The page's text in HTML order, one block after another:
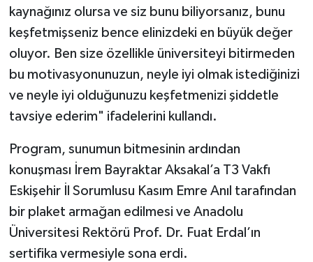
kaynağınız olursa ve siz bunu biliyorsanız, bunu
keşfetmişseniz bence elinizdeki en büyük değer
oluyor. Ben size özellikle üniversiteyi bitirmeden
bu motivasyonunuzun, neyle iyi olmak istediğinizi
ve neyle iyi olduğunuzu keşfetmenizi şiddetle
tavsiye ederim" ifadelerini kullandı.
Program, sunumun bitmesinin ardından
konuşması İrem Bayraktar Aksakal’a T3 Vakfı
Eskişehir İl Sorumlusu Kasım Emre Anıl tarafından
bir plaket armağan edilmesi ve Anadolu
Üniversitesi Rektörü Prof. Dr. Fuat Erdal’ın
sertifika vermesiyle sona erdi.